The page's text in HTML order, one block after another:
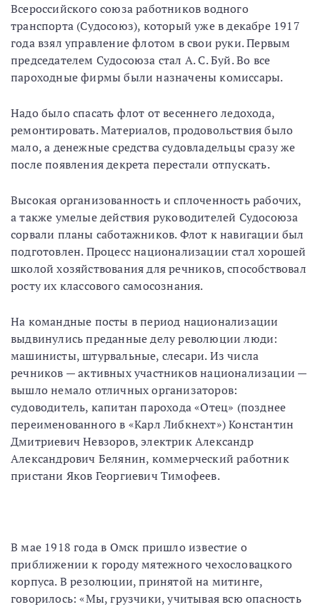
Всероссийского союза работников водного
транспорта (Судосоюз), который уже в декабре 1917
года взял управление флотом в свои руки. Первым
председателем Судосоюза стал А. С. Буй. Во все
пароходные фирмы были назначены комиссары.
Надо было спасать флот от весеннего ледохода,
ремонтировать. Материалов, продовольствия было
мало, а денежные средства судовладельцы сразу же
после появления декрета перестали отпускать.
Высокая организованность и сплоченность рабочих,
а также умелые действия руководителей Судосоюза
сорвали планы саботажников. Флот к навигации был
подготовлен. Процесс национализации стал хорошей
школой хозяйствования для речников, способствовал
росту их классового самосознания.
На командные посты в период национализации
выдвинулись преданные делу революции люди:
машинисты, штурвальные, слесари. Из числа
речников — активных участников национализации —
вышло немало отличных организаторов:
судоводитель, капитан парохода «Отец» (позднее
переименованного в «Карл Либкнехт») Константин
Дмитриевич Невзоров, электрик Александр
Александрович Белянин, коммерческий работник
пристани Яков Георгиевич Тимофеев.
В мае 1918 года в Омск пришло известие о
приближении к городу мятежного чехословацкого
корпуса. В резолюции, принятой на митинге,
говорилось: «Мы, грузчики, учитывая всю опасность